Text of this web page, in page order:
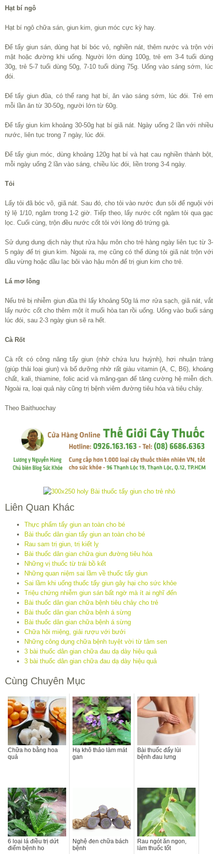
Hạt bí ngô
Hạt bí ngô chữa sán, giun kim, giun móc cực kỳ hay.
Để tẩy giun sán, dùng hạt bí bóc vỏ, nghiền nát, thêm nước và trộn với
mật hoặc đường khi uống. Người lớn dùng 100g, trẻ em 3-4 tuổi dùng
30g, trẻ 5-7 tuổi dùng 50g, 7-10 tuổi dùng 75g. Uống vào sáng sớm, lúc
đói.
Để tẩy giun đũa, có thể rang hạt bí, ăn vào sáng sớm, lúc đói. Trẻ em
mỗi lần ăn từ 30-50g, người lớn từ 60g.
Để tẩy giun kim khoảng 30-50g hạt bí giã nát. Ngày uống 2 lần với nhiều
nước, liên tục trong 7 ngày, lúc đói.
Để tẩy giun móc, dùng khoảng 120g hạt bí và hạt cau nghiền thành bột,
mỗi ngày uống 2 lần vào sáng, chiều lúc đói, liền trong 3-4 ngày.
Tỏi
Lấy tỏi đã bóc võ, giã nát. Sau đó, cho tỏi vào nước đun sôi để nguội với
tỷ lệ 1/10, ngâm trong 1-2 giờ. Tiếp theo, lấy nước cốt ngâm tỏi qua gạc
lọc. Cuối cùng, trộn đều nước cốt tỏi với lòng đỏ trứng gà.
Sử dụng dung dịch này thụt rửa hậu môn cho trẻ hàng ngày liên tục từ 3-
5 ngày để trị giun kim. Ngoài ra, mẹ cũng có thể dùng tỏi giã nát trộn với
dầu vừng hoặc dầu lạc bôi vào hậu môn để trị giun kim cho trẻ.
Lá mơ lông
Nếu trẻ bị nhiễm giun đũa thì lấy khoảng 50g lá mơ rửa sạch, giã nát, vắt
lấy nước cốt cho thêm một ít muối hòa tan rồi uống. Uống vào buổi sáng
lúc đói, sau 2-3 ngày giun sẽ ra hết.
Cà Rốt
Cà rốt có công năng tẩy giun (nhờ chứa lưu huỳnh), hơi nhuận tràng
(giúp thải loại giun) và bổ dưỡng nhờ rất giàu vitamin (A, C, B6), khoáng
chất, kali, thiamine, folic acid và măng-gan để tăng cường hệ miễn dịch.
Ngoài ra, loại quả này cũng trị bệnh viêm đường tiêu hóa và tiêu chảy.
Theo Baithuochay
Liên Quan Khác
Thực phẩm tẩy giun an toàn cho bé
Bài thuốc dân gian tẩy giun an toàn cho bé
Rau sam trị giun, trị kiết lỵ
Bài thuốc dân gian chữa giun đường tiêu hóa
Những vị thuốc từ trái bồ kết
Những quan niệm sai lầm về thuốc tẩy giun
Sai lầm khi uống thuốc tẩy giun gây hại cho sức khỏe
Triệu chứng nhiễm giun sán bất ngờ mà ít ai nghĩ đến
Bài thuốc dân gian chữa bệnh tiêu chảy cho trẻ
Bài thuốc dân gian chữa bệnh á sừng
Bài thuốc dân gian chữa bệnh á sừng
Chữa hôi miệng, giải rượu với bưởi
Những công dụng chữa bệnh tuyệt vời từ tâm sen
3 bài thuốc dân gian chữa đau dạ dày hiệu quả
3 bài thuốc dân gian chữa đau dạ dày hiệu quả
Cùng Chuyên Mục
Chữa ho bằng hoa
quả
Hạ khô thảo làm mát
gan
Bài thuốc đẩy lùi
bệnh đau lưng
6 loại lá điều trị dứt
điểm bệnh ho
Nghệ đen chữa bách
bệnh
Rau ngót ăn ngon,
làm thuốc tốt